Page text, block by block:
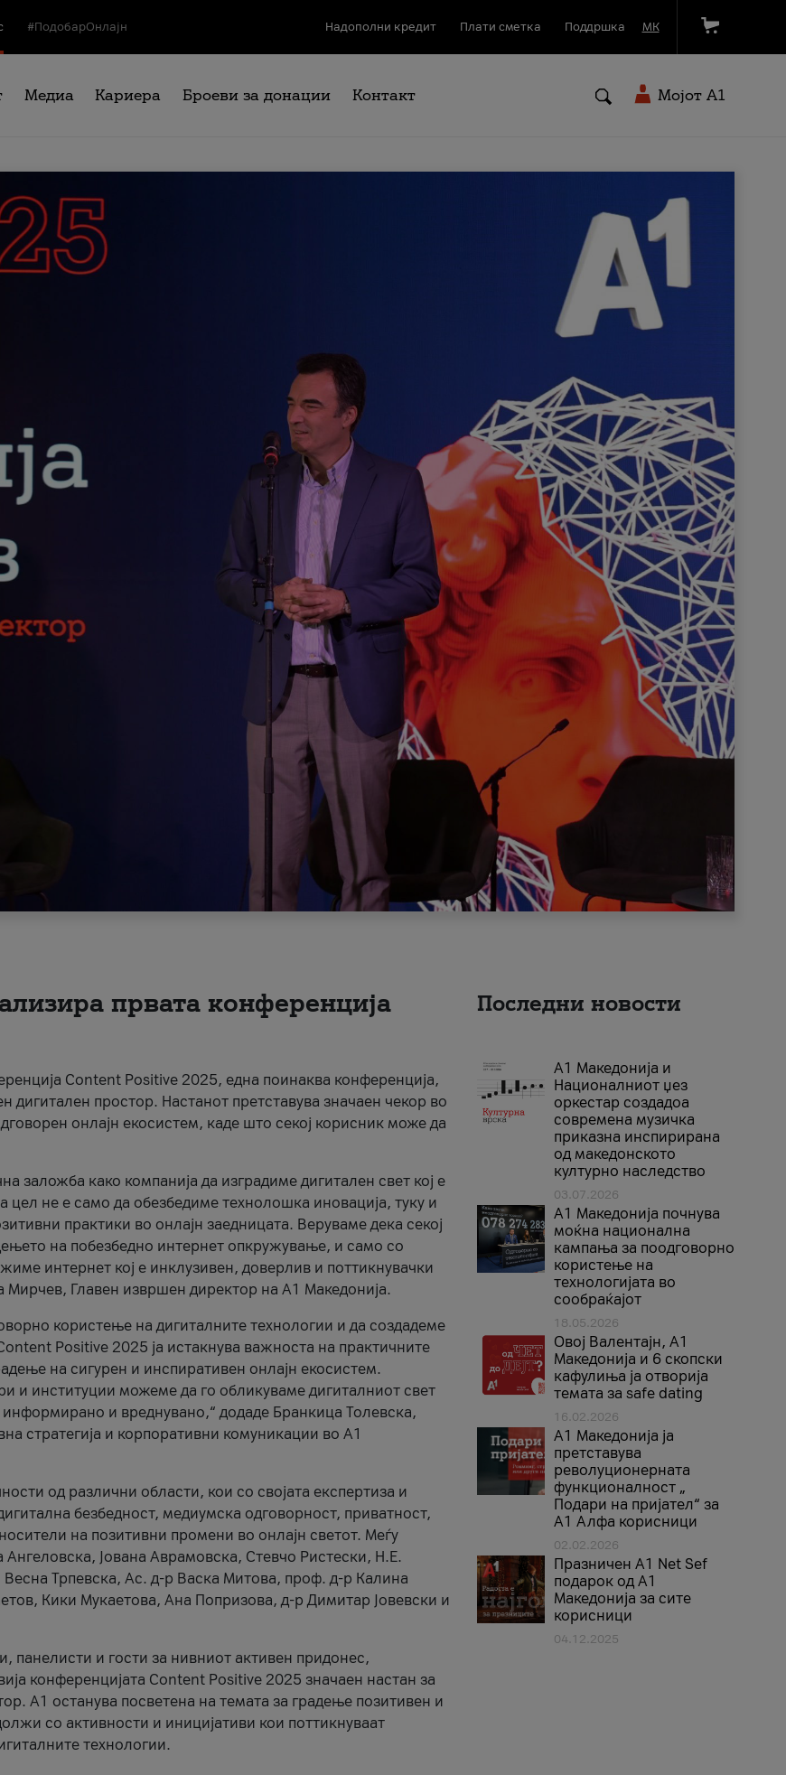
#ПодобарОнлајн Надополни кредит Плати сметка Поддршка МК
Медиа Кариера Броеви за донации Контакт Мојот A1
првата конференција
Content Positive 2025, една поинаква конференција,
дигитален простор. Настанот претставува значаен чекор во
онлајн екосистем, каде што секој корисник може да
заложба како компанија да изградиме дигитален свет кој е
не е само да обезбедиме технолошка иновација, туку и
практики во онлајн заедницата. Веруваме дека секој
на побезбедно интернет опкружување, и само со
интернет кој е инклузивен, доверлив и поттикнувачки
Мирчев, Главен извршен директор на А1 Македонија.
користење на дигиталните технологии и да создадеме
Positive 2025 ја истакнува важноста на практичните
на сигурен и инспиративен онлајн екосистем.
и институции можеме да го обликуваме дигиталниот свет
и вреднувано,“ додаде Бранкица Толевска,
стратегија и корпоративни комуникации во А1
од различни области, кои со својата експертиза и
безбедност, медиумска одговорност, приватност,
на позитивни промени во онлајн светот. Меѓу
Јована Аврамовска, Стевчо Ристески, Н.Е.
Трпевска, Ас. д-р Васка Митова, проф. д-р Калина
Кики Мукаетова, Ана Попризова, д-р Димитар Јовевски и
панелисти и гости за нивниот активен придонес,
конференцијата Content Positive 2025 значаен настан за
А1 останува посветена на темата за градење позитивен и
со активности и иницијативи кои поттикнуваат
технологии.
Последни новости
А1 Македонија и
Националниот џез
оркестар создадоа
современа музичка
приказна инспирирана
од македонското
културно наследство
03.07.2026
A1 Македонија почнува
моќна национална
кампања за поодговорно
користење на
технологијата во
сообраќајот
18.05.2026
Овој Валентајн, A1
Македонија и 6 скопски
кафулиња ја отворија
темата за safe dating
16.02.2026
А1 Македонија ја
претставува
револуционерната
функционалност „
Подари на пријател“ за
А1 Алфа корисници
02.02.2026
Празничен A1 Net Sеf
подарок од А1
Македонија за сите
корисници
04.12.2025